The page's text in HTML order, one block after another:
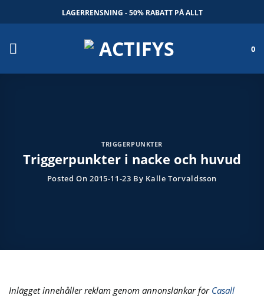
to
LAGERRENSNING - 50% RABATT PÅ ALLT
0
TRIGGERPUNKTER
Triggerpunkter i nacke och huvud
Posted On2015-11-23 By Kalle Torvaldsson
Inlägget innehåller reklam genom annonslänkar för Casall